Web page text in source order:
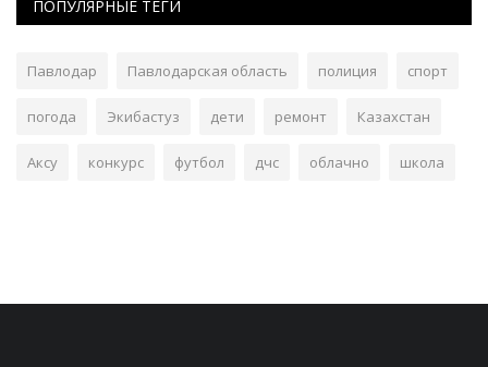
ПОПУЛЯРНЫЕ ТЕГИ
Павлодар Павлодарская область полиция спорт
погода Экибастуз дети ремонт Казахстан
Аксу конкурс футбол дчс облачно школа